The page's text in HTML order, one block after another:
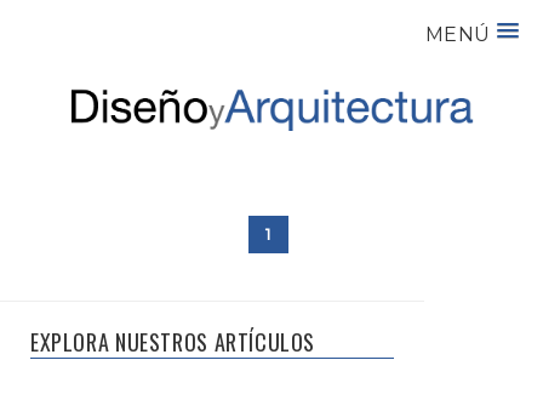
MENÚ
1
EXPLORA NUESTROS ARTÍCULOS